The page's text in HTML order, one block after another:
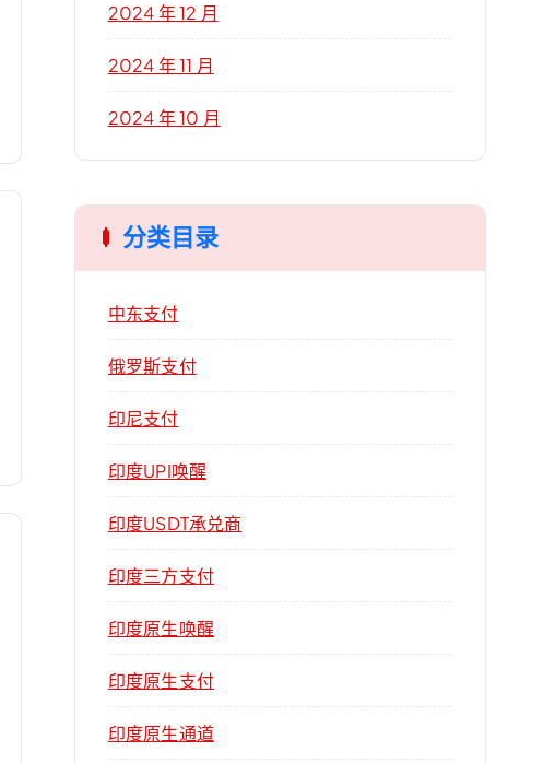
2024 年 12 月
2024 年 11 月
2024 年 10 月
分类目录
中东支付
俄罗斯支付
印尼支付
印度UPI唤醒
印度USDT承兑商
印度三方支付
印度原生唤醒
印度原生支付
印度原生通道